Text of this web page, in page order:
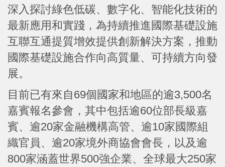
深入探討綠色低碳、數字化、智能化技術的
最新應用和實踐，為持續推進國際基礎設施
互聯互通提質增效提供創新解決方案，推動
國際基礎設施合作向高質量、可持續方向發
展。
目前已有來自69個國家和地區的逾3,500名
嘉賓報名參會，其中包括逾60位部長級嘉
賓、逾20家金融機構高管、逾10家國際組
織官員、逾20家境外商協會會長，以及逾
800家涵蓋世界500強企業、全球最大250家